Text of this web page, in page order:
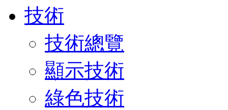
技術
技術總覽
顯示技術
綠色技術